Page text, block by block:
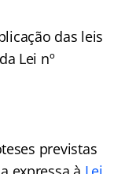
das leis
Lei nº
previstas